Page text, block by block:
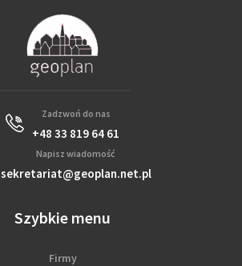
Zadzwoń do nas
+48 33 819 64 61
Napisz wiadomość
sekretariat@geoplan.net.pl
Szybkie menu
Firmy